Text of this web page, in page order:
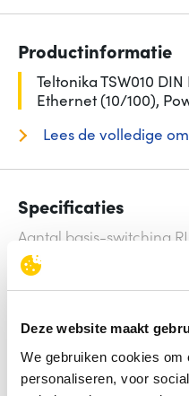
Deze website maakt
We gebruiken cookies
personaliseren, voor
Productinformatie
Teltonika TSW010
Ethernet (10/100),
Lees de volledige
Specificaties
Aantal basis-switching
Power over Ethernet (PoE)
Type basis-switching
Ethernet (10/100)
Netwerkstandaard IEEE
802.3u
Bekijk alle